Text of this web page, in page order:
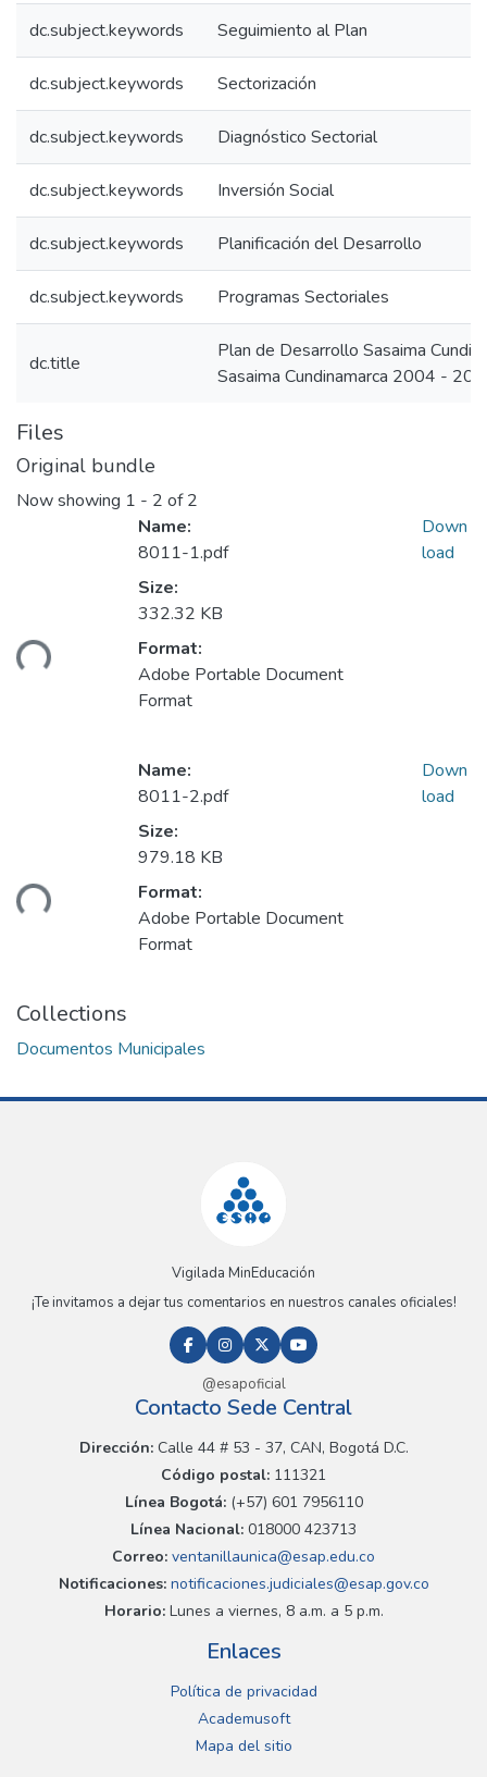
dc.subject.keywords Seguimiento al Plan
dc.subject.keywords Sectorización
dc.subject.keywords Diagnóstico Sectorial
dc.subject.keywords Inversión Social
dc.subject.keywords Planificación del Desarrollo
dc.subject.keywords Programas Sectoriales
dc.title
Plan de Desarrollo Sasaima
Sasaima Cundinamarca 2004 -
Files
Original bundle
Now showing 1 - 2 of 2
Name:
8011-1.pdf
Size:
332.32 KB
Format:
Adobe Portable Document
Format
Down
load
Name:
8011-2.pdf
Size:
979.18 KB
Format:
Adobe Portable Document
Format
Down
load
Collections
Documentos Municipales
Vigilada MinEducación
¡Te invitamos a dejar tus comentarios en nuestros canales oficiales!
@esapoficial
Contacto Sede Central
Dirección:Calle 44 # 53 - 37, CAN, Bogotá D.C.
Código postal: 111321
Línea Bogotá:(+57) 601 7956110
Línea Nacional: 018000 423713
Correo: ventanillaunica@esap.edu.co
Notificaciones:notificaciones.judiciales@esap.gov.co
Horario:Lunes a viernes, 8 a.m. a 5 p.m.
Enlaces
Política de privacidad
Academusoft
Mapa del sitio